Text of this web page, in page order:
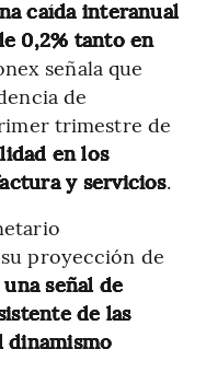
caída interanual
0,2% tanto en
señala que
de
trimestre de
en los
y servicios.
proyección de
señal de
de las
dinamismo